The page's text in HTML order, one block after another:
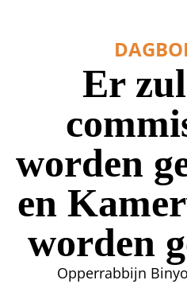
Er
worden
en
worden
Opperrabbijn